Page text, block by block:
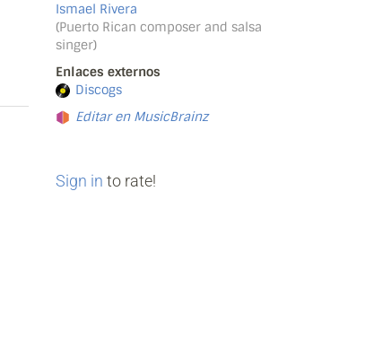
Ismael Rivera
(Puerto Rican composer and salsa
singer)
Enlaces externos
Discogs
Editar en MusicBrainz
Sign in to rate!